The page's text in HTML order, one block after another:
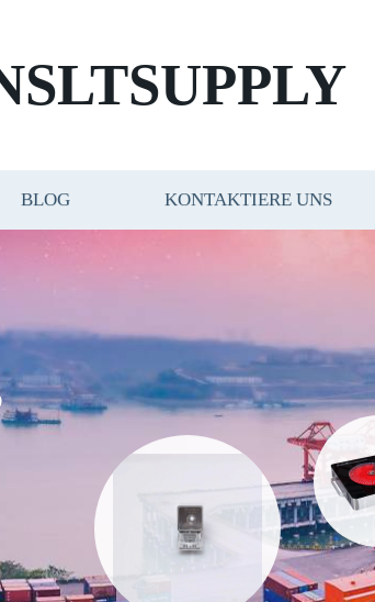
BLOG KONTAKTIERE UNS